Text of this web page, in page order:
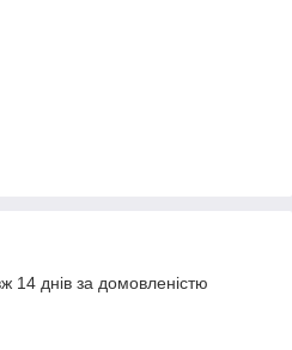
14 днів за домовленістю